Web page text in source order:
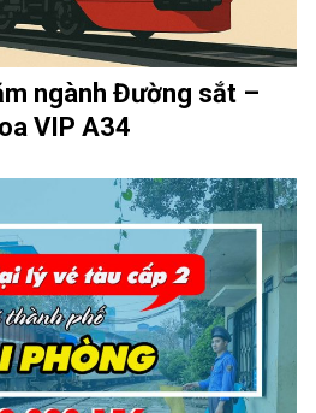
ngành Đường sắt –
VIP A34